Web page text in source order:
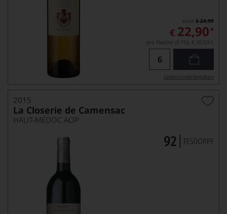
€ 24,90
€ 22,90 *
pro Flasche (0.75l), € 30,53/L
Lebensmittel­angaben
2015
La Closerie de Camensac
HAUT-MÉDOC AOP